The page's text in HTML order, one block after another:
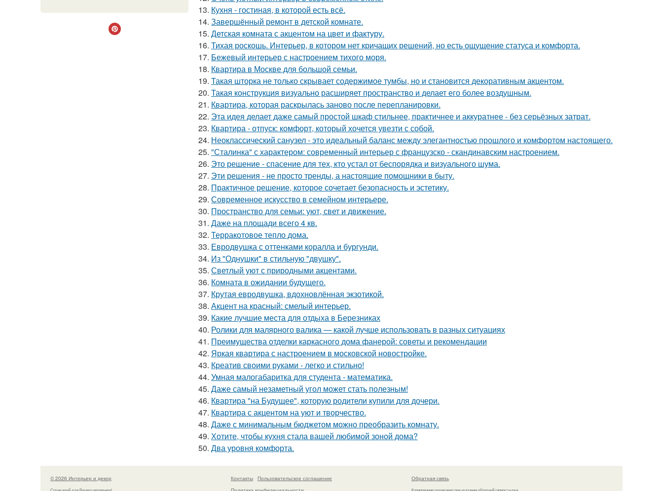
13. Кухня - гостиная, в которой есть всё.
14. Завершённый ремонт в детской комнате.
15. Детская комната с акцентом на цвет и фактуру.
16. Тихая роскошь. Интерьер, в котором нет кричащих решений, но есть ощущение статуса и комфорта.
17. Бежевый интерьер с настроением тихого моря.
18. Квартира в Москве для большой семьи.
19. Такая шторка не только скрывает содержимое тумбы, но и становится декоративным акцентом.
20. Такая конструкция визуально расширяет пространство и делает его более воздушным.
21. Квартира, которая раскрылась заново после перепланировки.
22. Эта идея делает даже самый простой шкаф стильнее, практичнее и аккуратнее - без серьёзных затрат.
23. Квартира - отпуск: комфорт, который хочется увезти с собой.
24. Неоклассический санузел - это идеальный баланс между элегантностью прошлого и комфортом настоящего.
25. "Сталинка" с характером: современный интерьер с французско - скандинавским настроением.
26. Это решение - спасение для тех, кто устал от беспорядка и визуального шума.
27. Эти решения - не просто тренды, а настоящие помощники в быту.
28. Практичное решение, которое сочетает безопасность и эстетику.
29. Современное искусство в семейном интерьере.
30. Пространство для семьи: уют, свет и движение.
31. Даже на площади всего 4 кв.
32. Терракотовое тепло дома.
33. Евродвушка с оттенками коралла и бургунди.
34. Из "Однушки" в стильную "двушку".
35. Светлый уют с природными акцентами.
36. Комната в ожидании будущего.
37. Крутая евродвушка, вдохновлённая экзотикой.
38. Акцент на красный: смелый интерьер.
39. Какие лучшие места для отдыха в Березниках
40. Ролики для малярного валика — какой лучше использовать в разных ситуациях
41. Преимущества отделки каркасного дома фанерой: советы и рекомендации
42. Яркая квартира с настроением в московской новостройке.
43. Креатив своими руками - легко и стильно!
44. Умная малогабаритка для студента - математика.
45. Даже самый незаметный угол может стать полезным!
46. Квартира "на Будущее", которую родители купили для дочери.
47. Квартира с акцентом на уют и творчество.
48. Даже с минимальным бюджетом можно преобразить комнату.
49. Хотите, чтобы кухня стала вашей любимой зоной дома?
50. Два уровня комфорта.
© 2026 Интерьер и декор
Сотни идей для Вашего интерьера!
Контакты
Пользовательское соглашение
Обратная связь
Копирование разрешено при указании обратной гиперссылки.